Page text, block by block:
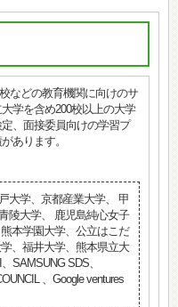
などの教育機関に向けのサ
学を含め200校以上の大学
、面接委員向けの学習プ
あります。
大学、京都産業大学、 甲
陵大学、 鹿児島純心女子
本学園大学、公立はこだ
、福井大学、熊本県立大
SAMSUNG SDS、
、Google ventures